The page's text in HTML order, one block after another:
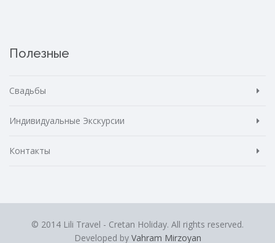
Полезные
Свадьбы
Индивидуальные Экскурсии
Контакты
© 2014 Lili Travel - Cretan Holiday. All rights reserved.
Developed by Vahram Mirzoyan